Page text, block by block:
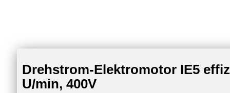
Drehstrom-Elektromotor IE5
U/min, 400V